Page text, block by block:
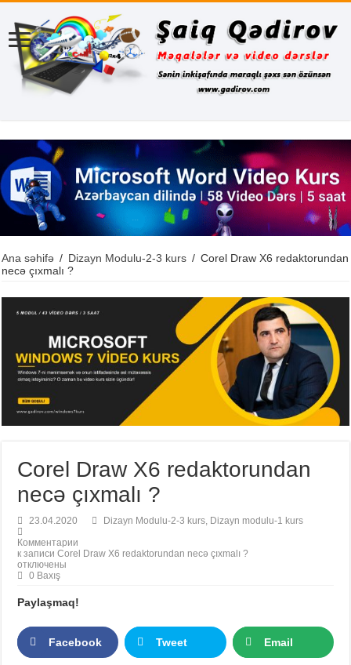
Ana səhifə / Dizayn Modulu-2-3 kurs / Corel Draw X6 redaktorundan
necə çıxmalı ?
Corel Draw X6 redaktorundan
necə çıxmalı ?
23.04.2020 Dizayn Modulu-2-3 kurs, Dizayn modulu-1 kurs
Комментарии
к записи Corel Draw X6 redaktorundan necə çıxmalı ?
отключены
0 Baxış
Paylaşmaq!
Facebook Tweet Email